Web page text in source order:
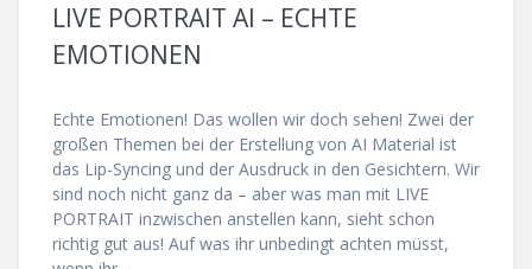
LIVE PORTRAIT AI – ECHTE
EMOTIONEN
Echte Emotionen! Das wollen wir doch sehen! Zwei der
großen Themen bei der Erstellung von AI Material ist
das Lip-Syncing und der Ausdruck in den Gesichtern. Wir
sind noch nicht ganz da – aber was man mit LIVE
PORTRAIT inzwischen anstellen kann, sieht schon
richtig gut aus! Auf was ihr unbedingt achten müsst,